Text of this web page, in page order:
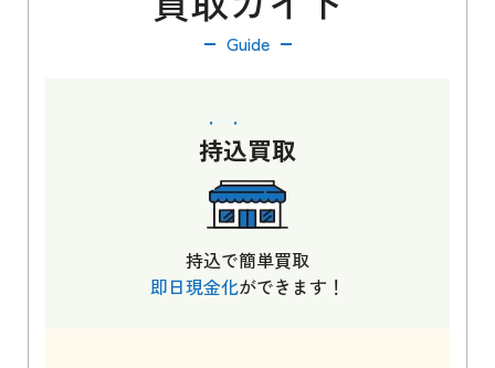
Guide
持込買取
持込で簡単買取
即日現金化ができます！